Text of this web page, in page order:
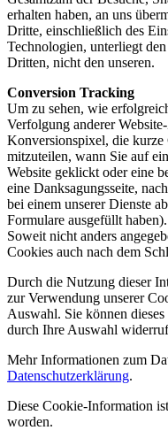
erhalten haben, an uns
Dritte, einschließlich des
Technologien, unterliegt
Dritten, nicht den unseren.
Conversion Tracking
Um zu sehen, wie
Verfolgung anderer
Konversionspixel, die kurze
mitzuteilen, wann Sie auf
Website geklickt oder eine
eine Danksagungsseite,
bei einem unserer Dienste
Formulare ausgefüllt haben).
Soweit nicht anders
Cookies auch nach dem
Durch die Nutzung dieser
zur Verwendung unserer
Auswahl. Sie können
durch Ihre Auswahl
Mehr Informationen zum
Datenschutzerklärung.
Diese Cookie-Information
worden.